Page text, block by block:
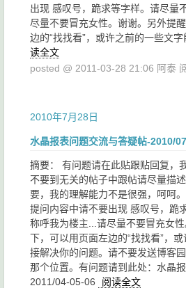
出现 感叹号，跪求等字样。请尽量
尽量不要冒充女性。谢谢。另外提
边的“找找看”，或许之前的一些文
读全文
posted @ 2011-03-28 21:06 阿泰
2010年7月28日
水晶报表问题交流与答疑帖-2010/
摘要： 有问题请在此贴跟贴回复，
不要到无关的帖子中跟帖请尽量描
要，我的理解能力不是很强，呵呵
提问内容中请不要出现 感叹号，跪
称呼我为楼主...请尽量不要冒充女
下，可以用页面左边的“找找看”，
接解决你的问题。请不要发送博客
那个位置。有问题请到此处：水晶
2011/04-05-06
阅读全文